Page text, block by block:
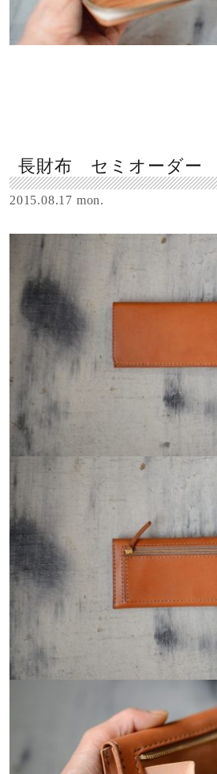
長財布 セミオーダー
2015.08.17 mon.